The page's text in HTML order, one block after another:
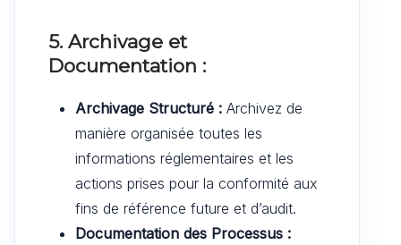
5. Archivage et
Documentation :
Archivage Structuré : Archivez de
manière organisée toutes les
informations réglementaires et les
actions prises pour la conformité aux
fins de référence future et d’audit.
Documentation des Processus :